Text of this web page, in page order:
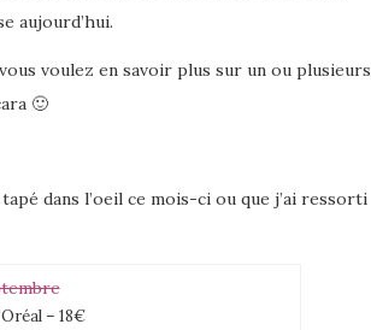
aujourd’hui.
voulez en savoir plus sur un ou plusieurs
🙂
dans l’oeil ce mois-ci ou que j’ai ressorti
– 18€